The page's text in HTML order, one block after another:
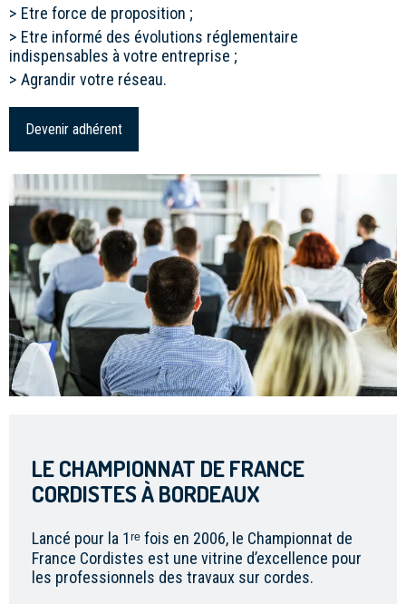
Etre force de proposition ;
Etre informé des évolutions réglementaire
indispensables à votre entreprise ;
Agrandir votre réseau.
Devenir adhérent
LE CHAMPIONNAT DE FRANCE
CORDISTES À BORDEAUX
Lancé pour la 1ʳᵉ fois en 2006, le Championnat de
France Cordistes est une vitrine d’excellence pour
les professionnels des travaux sur cordes.